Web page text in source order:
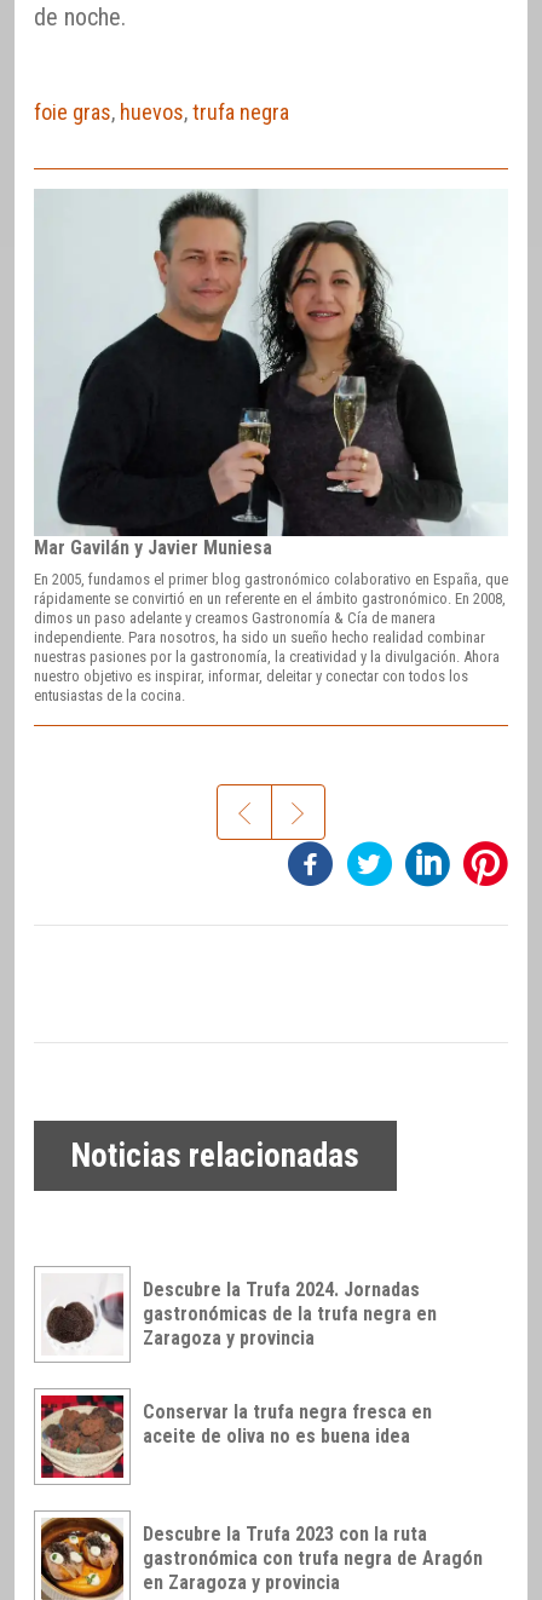
de noche.
foie gras, huevos,trufa negra
Mar Gavilán y Javier Muniesa
En 2005, fundamos el primer blog gastronómico colaborativo en España, que
rápidamente se convirtió en un referente en el ámbito gastronómico. En 2008,
dimos un paso adelante y creamos Gastronomía & Cía de manera
independiente. Para nosotros, ha sido un sueño hecho realidad combinar
nuestras pasiones por la gastronomía, la creatividad y la divulgación. Ahora
nuestro objetivo es inspirar, informar, deleitar y conectar con todos los
entusiastas de la cocina.
Noticias relacionadas
Descubre la Trufa 2024. Jornadas
gastronómicas de la trufa negra en
Zaragoza y provincia
Conservar la trufa negra fresca en
aceite de oliva no es buena idea
Descubre la Trufa 2023 con la ruta
gastronómica con trufa negra de Aragón
en Zaragoza y provincia